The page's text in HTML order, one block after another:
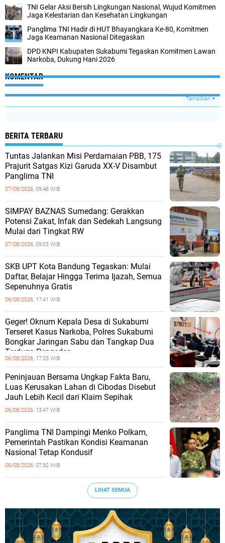
TNI Gelar Aksi Bersih Lingkungan Nasional, Wujud Komitmen
Jaga Kelestarian dan Kesehatan Lingkungan
Panglima TNI Hadir di HUT Bhayangkara Ke-80, Komitmen
Jaga Keamanan Nasional Ditegaskan
DPD KNPI Kabupaten Sukabumi Tegaskan Komitmen Lawan
Narkoba, Dukung Hani 2026
KOMENTAR
Tampilkan
BERITA TERBARU
Tuntas Jalankan Misi Perdamaian PBB, 175
Prajurit Satgas Kizi Garuda XX-V Disambut
Panglima TNI
07/08/2026, 09:48 WIB
SIMPAY BAZNAS Sumedang: Gerakkan
Potensi Zakat, Infak dan Sedekah Langsung
Mulai dari Tingkat RW
07/08/2026, 09:03 WIB
SKB UPT Kota Bandung Tegaskan: Mulai
Daftar, Belajar Hingga Terima Ijazah, Semua
Sepenuhnya Gratis
06/08/2026, 17:41 WIB
Geger! Oknum Kepala Desa di Sukabumi
Terseret Kasus Narkoba, Polres Sukabumi
Bongkar Jaringan Sabu dan Tangkap Dua
Terduga Pengedar
06/08/2026, 17:25 WIB
Peninjauan Bersama Ungkap Fakta Baru,
Luas Kerusakan Lahan di Cibodas Disebut
Jauh Lebih Kecil dari Klaim Sepihak
06/08/2026, 13:47 WIB
Panglima TNI Dampingi Menko Polkam,
Pemerintah Pastikan Kondisi Keamanan
Nasional Tetap Kondusif
06/08/2026, 07:32 WIB
LIHAT SEMUA